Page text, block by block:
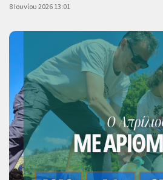
8 Ιουνίου 2026 13:01